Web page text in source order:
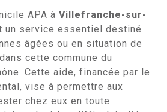
APA à Villefranche-sur-
un service essentiel destiné
âgées ou en situation de
cette commune du
Cette aide, financée par le
vise à permettre aux
chez eux en toute